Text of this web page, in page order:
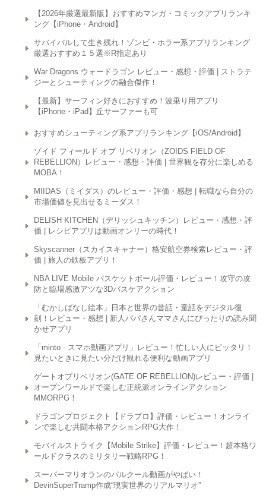
【2026年厳選最新版】おすすめマンガ・コミックアプリランキ
ング【iPhone・Android】
サバイバルして生き残れ！ゾンビ・ホラー系アプリランキング
厳選おすすめ１５選※R指定あり
War Dragons ウォードラゴン レビュー・感想・評価 | ストラテ
ジーとシューティングの融合傑作！
【最新】サーフィン好きにおすすめ！波乗り用アプリ
【iPhone・iPad】丘サーファーも可
おすすめシューティング系アプリランキング【iOS/Android】
ゾイド フィールド オブ リベリオン（ZOIDS FIELD OF
REBELLION）レビュー・感想・評価 | 世界観を存分に楽しめる
MOBA！
MIIDAS（ミイダス）のレビュー・評価・感想 | 転職なら自分の
市場価値を見出せるミーダス！
DELISH KITCHEN（デリッシュキッチン）レビュー・感想・評
価 | レシピアプリは動画オンリーの時代！
Skyscanner（スカイスキャナー）格安航空券検索レビュー・評
価 | 旅人の鉄板アプリ！
NBA LIVE Mobile バスケットボール評価・レビュー！攻守の攻
防と臨場感激アツな3Dバスケアクション
「むかしばなし絵本」日本と世界の昔話・童話をデジタル復
刻！レビュー・感想 | 新人パパさんママさんにぴったりの読み聞
かせアプリ
「minto - スマホ動画アプリ」レビュー！忙しい人にピッタリ！
見たいときに見たい分だけ観れる便利な動画アプリ
ゲートオブリベリオン(GATE OF REBELLION)レビュー・評価 |
オープンワールドで楽しむ正統派オンラインアクション
MMORPG！
ドラゴンプロジェクト【ドラプロ】評価・レビュー！オンライ
ンで楽しむ共闘本格アクションRPG大作！
モバイルストライク【Mobile Strike】評価・レビュー！超本格ワ
ールドクラスのミリタリー戦略RPG！
スーパーマリオランのパルクール動画がやばい！
DevinSuperTramp作成“現実世界のリアルマリオ”